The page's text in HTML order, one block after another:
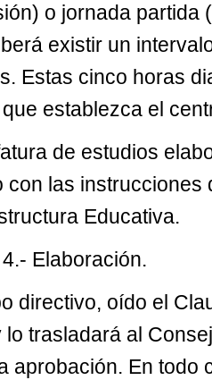
o jornada partida
existir un
Estas cinco horas
establezca el
de estudios
con las instrucciones
Educativa.
Elaboración.
directivo, oído el
lo trasladará al
aprobación. En todo